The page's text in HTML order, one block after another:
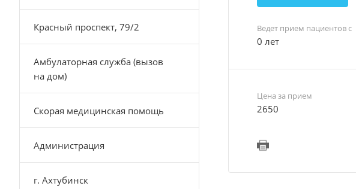
Ведет прием пациентов с
0 лет
Цена за прием
2650
Красный проспект, 79/2
Амбулаторная служба (вызов
на дом)
Скорая медицинская помощь
Администрация
г. Ахтубинск